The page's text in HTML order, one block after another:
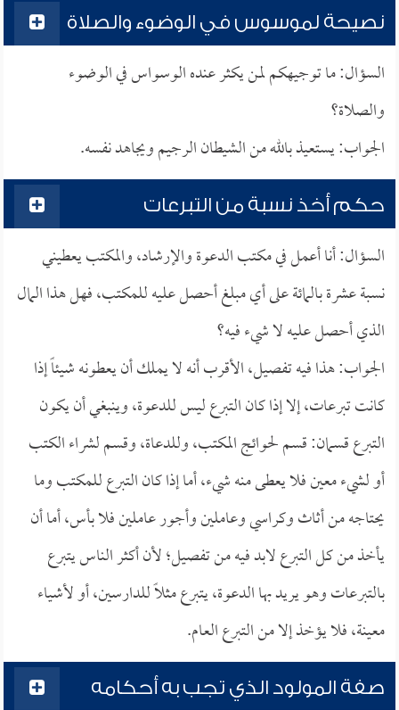
نصيحة لموسوس في الوضوء والصلاة
السؤال: ما توجيهكم لمن يكثر عنده الوسواس في الوضوء
والصلاة؟
الجواب: يستعيذ بالله من الشيطان الرجيم ويجاهد نفسه.
حكم أخذ نسبة من التبرعات
السؤال: أنا أعمل في مكتب الدعوة والإرشاد، والمكتب يعطيني
نسبة عشرة بالمائة على أي مبلغ أحصل عليه للمكتب، فهل هذا المال
الذي أحصل عليه لا شيء فيه؟
الجواب: هذا فيه تفصيل، الأقرب أنه لا يملك أن يعطونه شيئاً إذا
كانت تبرعات، إلا إذا كان التبرع ليس للدعوة، وينبغي أن يكون
التبرع قسمان: قسم لحوائج المكتب، وللدعاة، وقسم لشراء الكتب
أو لشيء معين فلا يعطى منه شيء، أما إذا كان التبرع للمكتب وما
يحتاجه من أثاث وكراسي وعاملين وأجور عاملين فلا بأس، أما أن
يأخذ من كل التبرع لابد فيه من تفصيل؛ لأن أكثر الناس يتبرع
بالتبرعات وهو يريد بها الدعوة، يتبرع مثلاً للدارسين، أو لأشياء
معينة، فلا يؤخذ إلا من التبرع العام.
صفة المولود الذي تجب به أحكامه